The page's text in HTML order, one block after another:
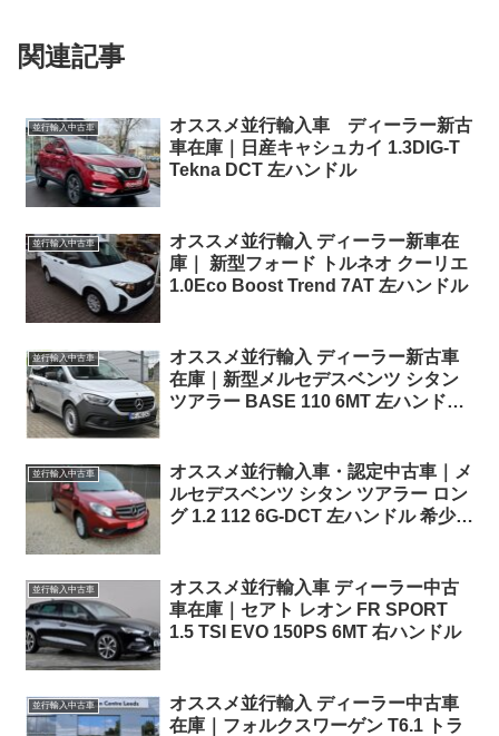
関連記事
並行輸入中古車
オススメ並行輸入車 ディーラー新古
車在庫｜日産キャシュカイ 1.3DIG-T
Tekna DCT 左ハンドル
並行輸入中古車
オススメ並行輸入 ディーラー新車在
庫｜ 新型フォード トルネオ クーリエ
1.0Eco Boost Trend 7AT 左ハンドル
並行輸入中古車
オススメ並行輸入 ディーラー新古車
在庫｜新型メルセデスベンツ シタン
ツアラー BASE 110 6MT 左ハンドル
並行輸入中古車
オススメ並行輸入車・認定中古車｜メ
ルセデスベンツ シタン ツアラー ロン
グ 1.2 112 6G-DCT 左ハンドル 希少パ
並行輸入中古車
オススメ並行輸入車 ディーラー中古
車在庫｜セアト レオン FR SPORT
1.5 TSI EVO 150PS 6MT 右ハンドル
並行輸入中古車
オススメ並行輸入 ディーラー中古車
在庫｜フォルクスワーゲン T6.1 トラ